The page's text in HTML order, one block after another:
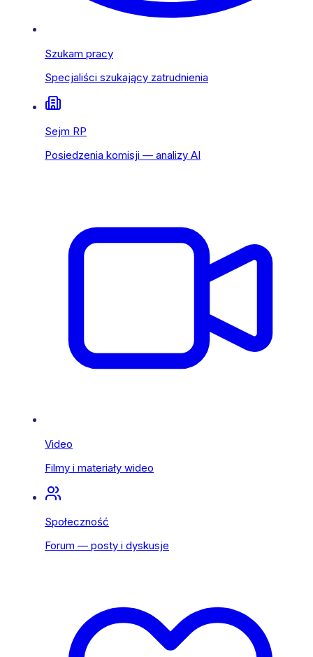
Szukam pracy
Specjaliści szukający zatrudnienia
Sejm RP
Posiedzenia komisji — analizy AI
Video
Filmy i materiały wideo
Społeczność
Forum — posty i dyskusje